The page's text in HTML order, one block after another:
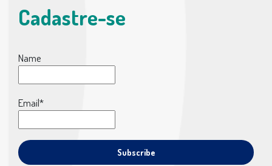
Cadastre-se
Name
Email*